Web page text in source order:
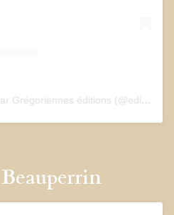
Une publication partagée par Grégoriennes éditions (@edition_gregoriennes)